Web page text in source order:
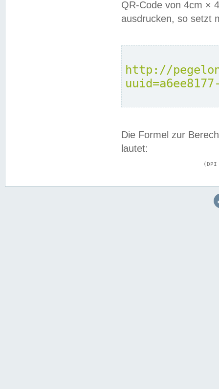
QR-Code von 4cm ×
ausdrucken, so setzt
http://
Die Formel zur
lautet: